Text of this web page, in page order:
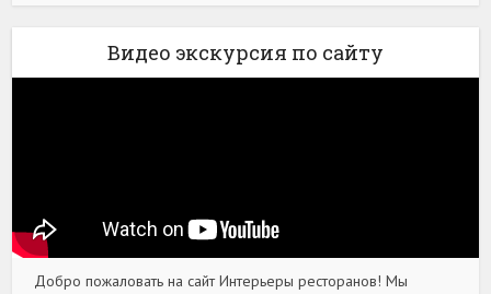
Видео экскурсия по сайту
Добро пожаловать на сайт Интерьеры ресторанов! Мы